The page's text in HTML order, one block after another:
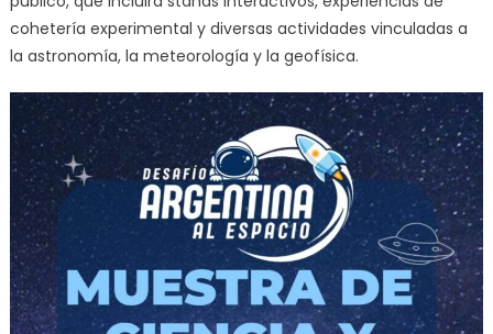
cohetería experimental y diversas actividades vinculadas a
la astronomía, la meteorología y la geofísica.